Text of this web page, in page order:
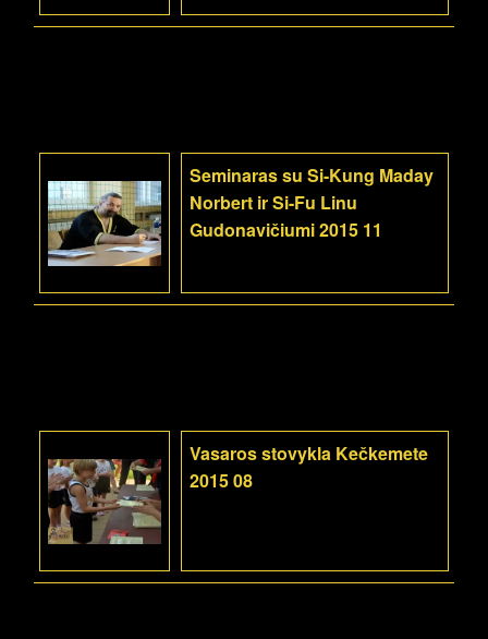
Seminaras su Si-Kung Maday
Norbert ir Si-Fu Linu
Gudonavičiumi 2015 11
Vasaros stovykla Kečkemete
2015 08